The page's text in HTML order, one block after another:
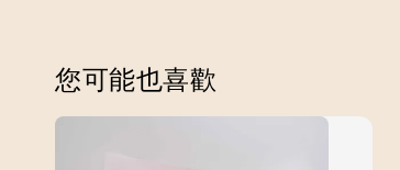
您可能也喜歡